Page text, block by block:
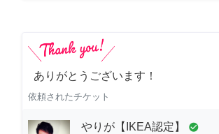
ありがとうございます！
依頼されたチケット
やりが【IKEA認定】 check_circle